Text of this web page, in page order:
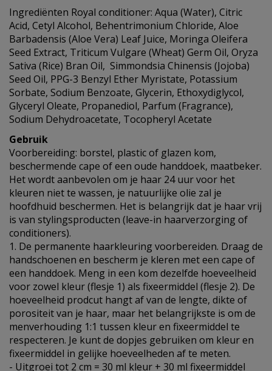
Ingrediënten Royal conditioner: Aqua (Water), Citric
Acid, Cetyl Alcohol, Behentrimonium Chloride, Aloe
Barbadensis (Aloe Vera) Leaf Juice, Moringa Oleifera
Seed Extract, Triticum Vulgare (Wheat) Germ Oil, Oryza
Sativa (Rice) Bran Oil, Simmondsia Chinensis (Jojoba)
Seed Oil, PPG-3 Benzyl Ether Myristate, Potassium
Sorbate, Sodium Benzoate, Glycerin, Ethoxydiglycol,
Glyceryl Oleate, Propanediol, Parfum (Fragrance),
Sodium Dehydroacetate, Tocopheryl Acetate
Gebruik
Voorbereiding: borstel, plastic of glazen kom,
beschermende cape of een oude handdoek, maatbeker.
Het wordt aanbevolen om je haar 24 uur voor het
kleuren niet te wassen, je natuurlijke olie zal je
hoofdhuid beschermen. Het is belangrijk dat je haar vrij
is van stylingsproducten (leave-in haarverzorging of
conditioners).
1. De permanente haarkleuring voorbereiden. Draag de
handschoenen en bescherm je kleren met een cape of
een handdoek. Meng in een kom dezelfde hoeveelheid
voor zowel kleur (flesje 1) als fixeermiddel (flesje 2). De
hoeveelheid prodcut hangt af van de lengte, dikte of
porositeit van je haar, maar het belangrijkste is om de
menverhouding 1:1 tussen kleur en fixeermiddel te
respecteren. Je kunt de dopjes gebruiken om kleur en
fixeermiddel in gelijke hoeveelheden af te meten.
- Uitgroei tot 2 cm = 30 ml kleur + 30 ml fixeermiddel